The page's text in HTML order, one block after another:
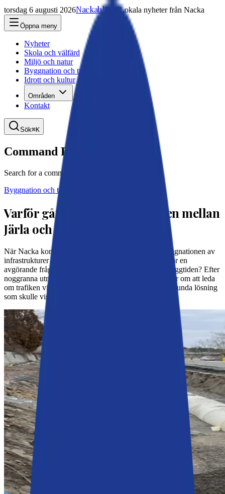
torsdag 6 augusti 2026NackabladetLokala nyheter från Nacka
Öppna meny
Nyheter
Skola och välfärd
Miljö och natur
Byggnation och trafik
Idrott och kultur
Områden
Kontakt
Sök⌘K
Command Palette
Search for a command to run...
Byggnation och trafik
Varför går trafiken på banvallen mellan
Järla och Nacka Station?
När Nacka kommun planerade det omfattande ombyggnationen av
infrastrukturer i och runt Värmdövägen, stod man inför en
avgörande fråga: hur skulle trafiken hanteras under byggtiden? Efter
noggranna utredningar enades samtliga politiska partier om att leda
om trafiken via Saltsjöbanans banvall. En något annorlunda lösning
som skulle visas sig vara ytterst nödvändig.